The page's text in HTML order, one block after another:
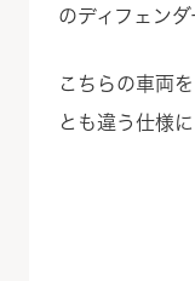
のディフェン
こちらの車両
とも違う仕様に